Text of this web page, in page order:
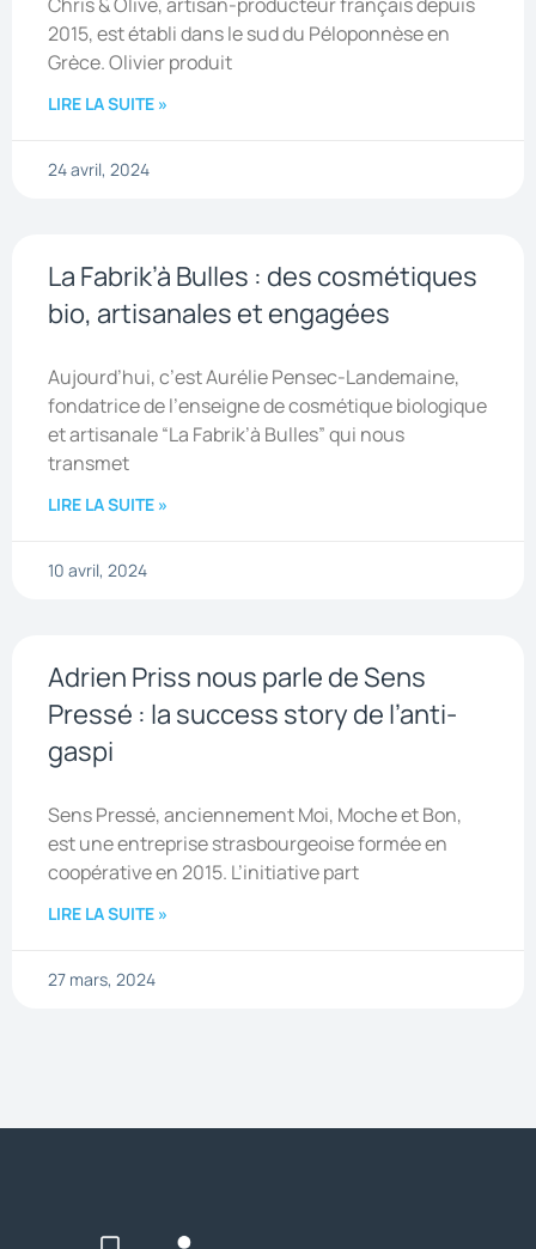
2015, est établi dans le sud du Péloponnèse en
Grèce. Olivier produit
LIRE LA SUITE »
24 avril, 2024
La Fabrik’à Bulles : des cosmétiques
bio, artisanales et engagées
Aujourd’hui, c’est Aurélie Pensec-Landemaine,
fondatrice de l’enseigne de cosmétique biologique
et artisanale “La Fabrik’à Bulles” qui nous
transmet
LIRE LA SUITE »
10 avril, 2024
Adrien Priss nous parle de Sens
Pressé : la success story de l’anti-
gaspi
Sens Pressé, anciennement Moi, Moche et Bon,
est une entreprise strasbourgeoise formée en
coopérative en 2015. L’initiative part
LIRE LA SUITE »
27 mars, 2024